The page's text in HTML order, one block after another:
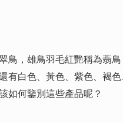
，雄鳥羽毛紅艷稱為翡鳥
有白色、黃色、紫色、褐
如何鑒別這些產品呢？